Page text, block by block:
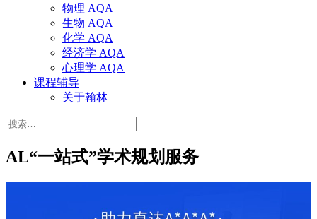
物理 AQA
生物 AQA
化学 AQA
经济学 AQA
心理学 AQA
课程辅导
关于翰林
搜
AL“一站式”学术规划服务